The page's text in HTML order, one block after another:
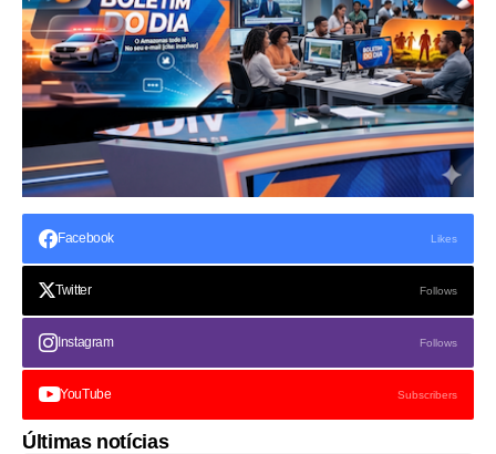
Facebook Likes
Twitter Follows
Instagram Follows
YouTube Subscribers
Últimas notícias